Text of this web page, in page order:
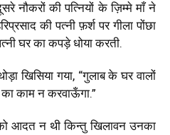
नौकरों की पत्नियों के ज़िम्मे माँ ने
की पत्नी फ़र्श पर गीला पोंछा
घर का कपड़े धोया करती.
खिसिया गया, “गुलाब के घर वालों
काम न करवाऊँगा.”
को आदत न थी किन्तु खिलावन उनका